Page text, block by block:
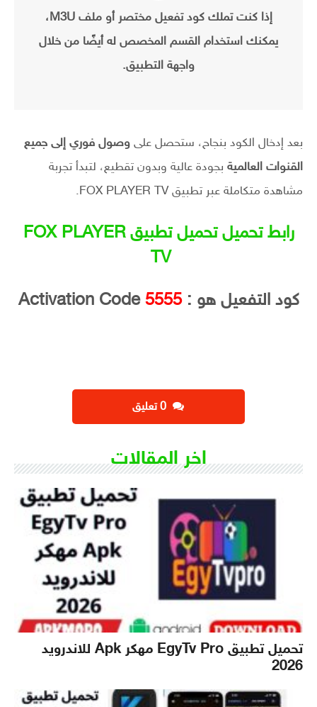
إذا كنت تملك كود تفعيل مختصر أو ملف M3U،
يمكنك استخدام القسم المخصص له أيضًا من خلال
واجهة التطبيق.
بعد إدخال الكود بنجاح، ستحصل على وصول فوري إلى جميع
القنوات العالمية بجودة عالية وبدون تقطيع، لتبدأ تجربة
مشاهدة متكاملة عبر تطبيق FOX PLAYER TV.
رابط تحميل تحميل تطبيق FOX PLAYER
TV
كود التفعيل هو :5555
Activation Code
اخر المقالات
تحميل تطبيق EgyTv Pro مهكر Apk للاندرويد
2026